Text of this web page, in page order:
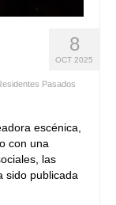
8
OCT 2025
Pasados
escénica,
con una
las
sido publicada